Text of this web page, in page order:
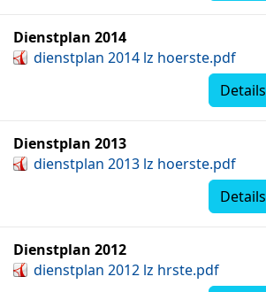
Dienstplan 2014
dienstplan 2014 lz hoerste.pdf
Details
Dienstplan 2013
dienstplan 2013 lz hoerste.pdf
Details
Dienstplan 2012
dienstplan 2012 lz hrste.pdf